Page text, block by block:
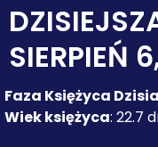
SIERPIEŃ
Faza Księżyca
Wiek księżyca: 22.7